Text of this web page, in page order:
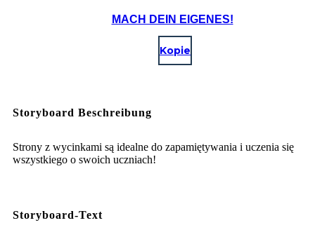
MACH DEIN EIGENES!
Kopie
Storyboard Beschreibung
Strony z wycinkami są idealne do zapamiętywania i uczenia się
wszystkiego o swoich uczniach!
Storyboard-Text